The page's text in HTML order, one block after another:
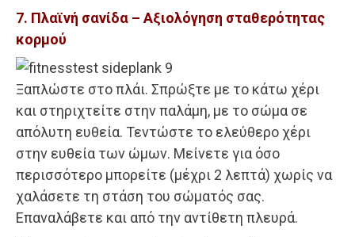
7. Πλαϊνή σανίδα – Αξιολόγηση σταθερότητας
κορμού
Ξαπλώστε στο πλάι. Σπρώξτε με το κάτω χέρι
και στηριχτείτε στην παλάμη, με το σώμα σε
απόλυτη ευθεία. Τεντώστε το ελεύθερο χέρι
στην ευθεία των ώμων. Μείνετε για όσο
περισσότερο μπορείτε (μέχρι 2 λεπτά) χωρίς να
χαλάσετε τη στάση του σώματός σας.
Επαναλάβετε και από την αντίθετη πλευρά.